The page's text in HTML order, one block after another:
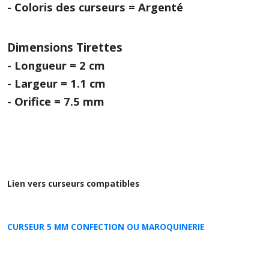
- Coloris des curseurs = Argenté
Dimensions Tirettes
- Longueur = 2 cm
- Largeur = 1.1 cm
- Orifice = 7.5 mm
Lien vers curseurs compatibles
CURSEUR 5 MM CONFECTION OU MAROQUINERIE